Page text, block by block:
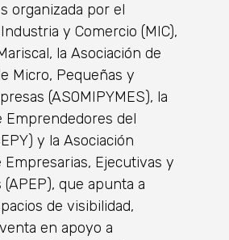
organizada por el
y Comercio (MIC),
la Asociación de
Micro, Pequeñas y
(ASOMIPYMES), la
Emprendedores del
y la Asociación
Empresarias, Ejecutivas y
que apunta a
de visibilidad,
en apoyo a